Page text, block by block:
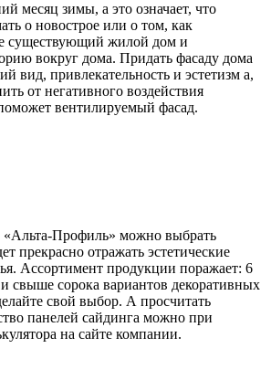
месяц зимы, а это означает, что
о новострое или о том, как
существующий жилой дом и
вокруг дома. Придать фасаду дома
вид, привлекательность и эстетизм а,
от негативного воздействия
вентилируемый фасад.
Профиль» можно выбрать
прекрасно отражать эстетические
Ассортимент продукции поражает: 6
свыше сорока вариантов декоративных
свой выбор. А просчитать
панелей сайдинга можно при
на сайте компании.